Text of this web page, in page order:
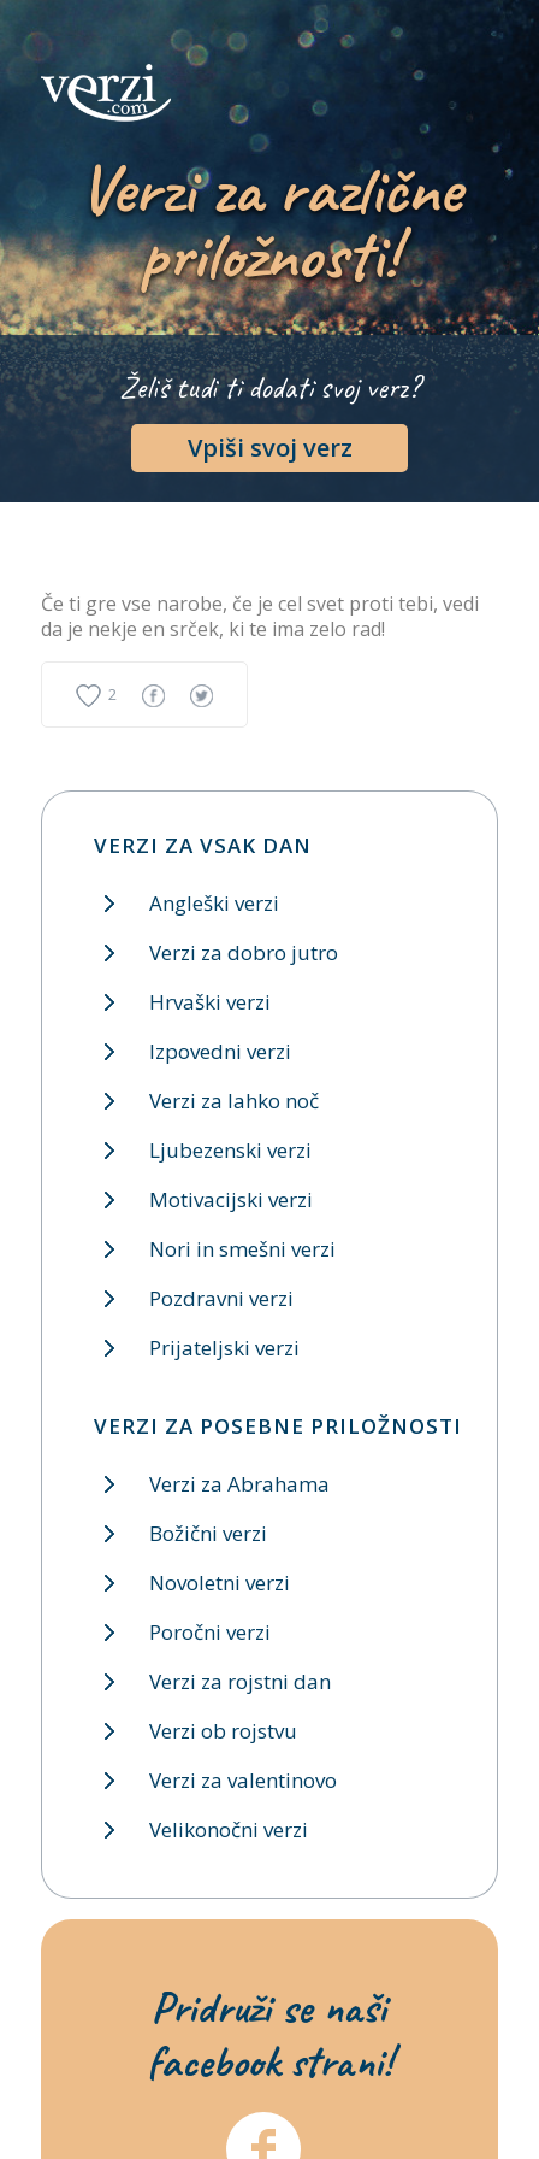
Verzi za različne
priložnosti!
Želiš tudi ti dodati svoj verz?
Vpiši svoj verz
Če ti gre vse narobe, če je cel svet proti tebi, vedi
da je nekje en srček, ki te ima zelo rad!
2
VERZI ZA VSAK DAN
Angleški verzi
Verzi za dobro jutro
Hrvaški verzi
Izpovedni verzi
Verzi za lahko noč
Ljubezenski verzi
Motivacijski verzi
Nori in smešni verzi
Pozdravni verzi
Prijateljski verzi
VERZI ZA POSEBNE PRILOŽNOSTI
Verzi za Abrahama
Božični verzi
Novoletni verzi
Poročni verzi
Verzi za rojstni dan
Verzi ob rojstvu
Verzi za valentinovo
Velikonočni verzi
Pridruži se naši
facebook strani!